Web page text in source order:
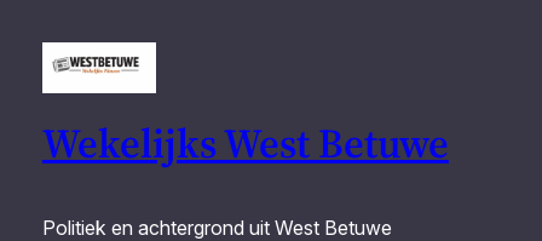
naar
Wekelijks West Betuwe
Politiek en achtergrond uit West Betuwe